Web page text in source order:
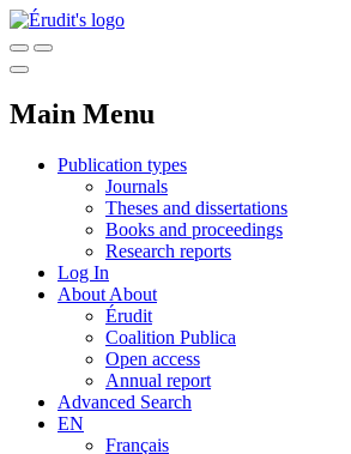
Main Menu
Publication types
Journals
Theses and dissertations
Books and proceedings
Research reports
Log In
About About
Érudit
Coalition Publica
Open access
Annual report
Advanced Search
EN
Français